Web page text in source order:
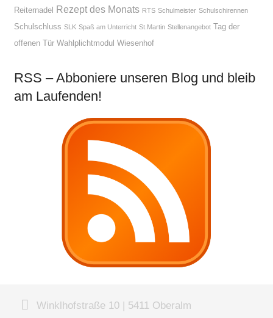
Reiternadel Rezept des Monats RTS Schulmeister Schulschirennen
Schulschluss SLK Spaß am Unterricht St.Martin Stellenangebot Tag der
offenen Tür Wahlplichtmodul Wiesenhof
RSS – Abboniere unseren Blog und bleib
am Laufenden!
Winklhofstraße 10 | 5411 Oberalm